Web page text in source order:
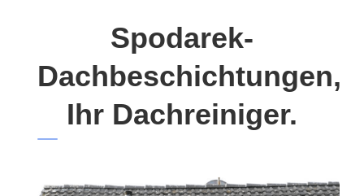
Spodarek-
Dachbeschichtungen,
Ihr Dachreiniger.